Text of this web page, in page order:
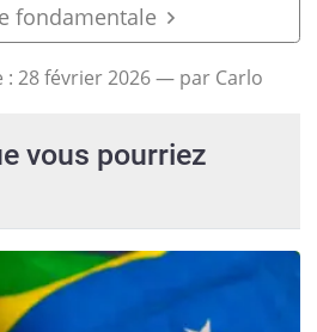
fondamentale
: 28 février 2026— par Carlo
vous pourriez